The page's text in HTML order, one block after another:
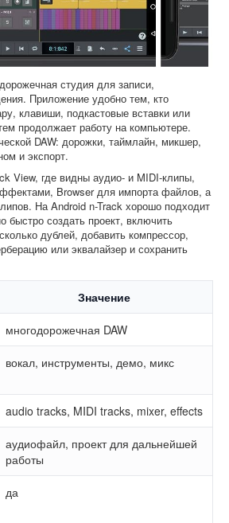
студия для записи,
Приложение удобно тем, кто
клавиши, подкастовые вставки или
продолжает работу на компьютере.
DAW: дорожки, таймлайн, микшер,
и экспорт.
View, где видны аудио- и MIDI-клипы,
Browser для импорта файлов, а
На Android n-Track хорошо подходит
быстро создать проект, включить
дублей, добавить компрессор,
или эквалайзер и сохранить
Значение
многодорожечная DAW
вокал, инструменты, демо, микс
audio tracks, MIDI tracks, mixer, effects
аудиофайл, проект для дальнейшей
работы
да